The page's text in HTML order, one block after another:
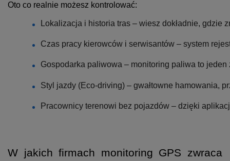
Oto co realnie możesz kontrolować:
Lokalizacja i historia tras – wiesz dokładnie, gdzie
Czas pracy kierowców i serwisantów – system
Gospodarka paliwowa – monitoring paliwa to
Styl jazdy (Eco-driving) – gwałtowne hamowania,
Pracownicy terenowi bez pojazdów – dzięki
W jakich firmach monitoring GPS zwraca